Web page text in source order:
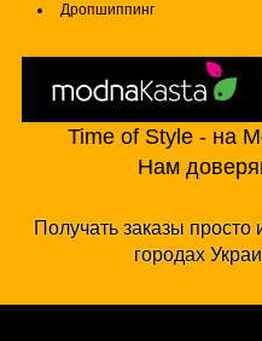
Дропшиппинг
Time of Style - на
Нам
Получать заказы просто
городах